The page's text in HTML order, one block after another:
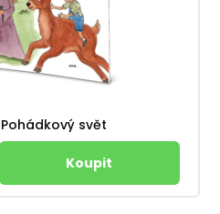
Pohádkový svět